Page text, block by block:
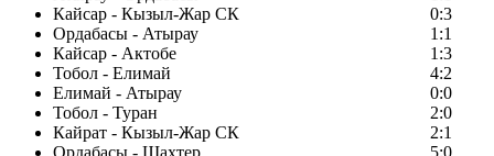
Кайсар - Кызыл-Жар СК
0:3
Ордабасы - Атырау
1:1
Кайсар - Актобе
1:3
Тобол - Елимай
4:2
Елимай - Атырау
0:0
Тобол - Туран
2:0
Кайрат - Кызыл-Жар СК
2:1